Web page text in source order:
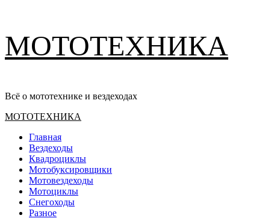
содержимому
МОТОТЕХНИКА
Всё о мототехнике и вездеходах
Основное
МОТОТЕХНИКА
Главная
Вездеходы
Квадроциклы
Мотобуксировщики
Мотовездеходы
Мотоциклы
Снегоходы
Разное